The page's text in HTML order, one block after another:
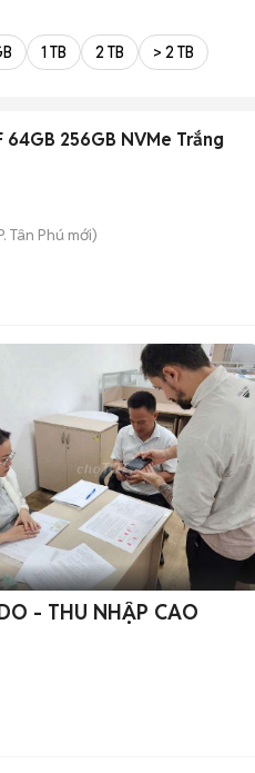
1 TB 2 TB > 2 TB
256GB NVMe Trắng
Tân Phú mới)
- THU NHẬP CAO